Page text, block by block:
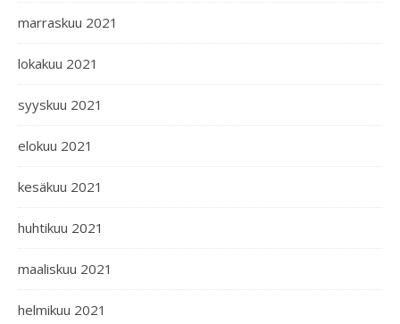
marraskuu 2021
lokakuu 2021
syyskuu 2021
elokuu 2021
kesäkuu 2021
huhtikuu 2021
maaliskuu 2021
helmikuu 2021